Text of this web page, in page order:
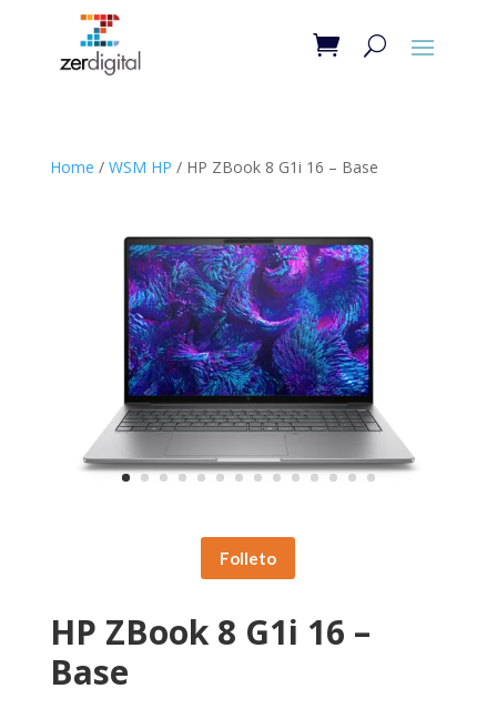
Home / WSM HP / HP ZBook 8 G1i 16 – Base
Folleto
HP ZBook 8 G1i 16 –
Base